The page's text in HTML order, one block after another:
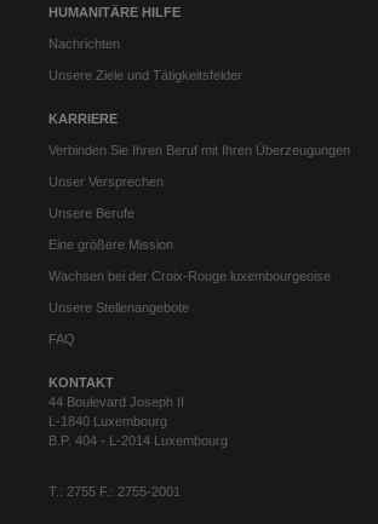
HUMANITÄRE HILFE
Nachrichten
Unsere Ziele und Tätigkeitsfelder
KARRIERE
Verbinden Sie Ihren Beruf mit Ihren Überzeugungen
Unser Versprechen
Unsere Berufe
Eine größere Mission
Wachsen bei der Croix-Rouge luxembourgeoise
Unsere Stellenangebote
FAQ
KONTAKT
44 Boulevard Joseph II
L-1840 Luxembourg
B.P. 404 - L-2014 Luxembourg
T.: 2755 F.: 2755-2001